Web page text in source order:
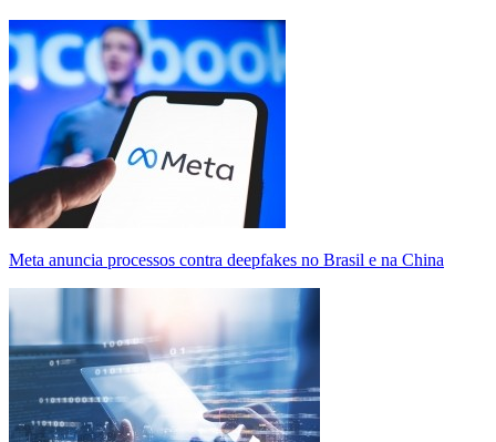
Meta anuncia processos contra deepfakes no Brasil e na China